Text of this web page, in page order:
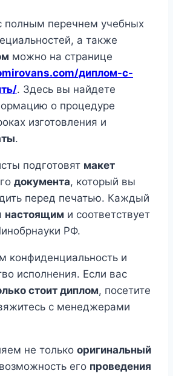
полным перечнем учебных
а также
можно на странице
диплом-с-
. Здесь вы найдете
о процедуре
изготовления и
.
подготовят макет
документа, который вы
перед печатью. Каждый
настоящим и соответствует
РФ.
конфиденциальность и
исполнения. Если вас
стоит диплом, посетите
с менеджерами
не только оригинальный
его проведения